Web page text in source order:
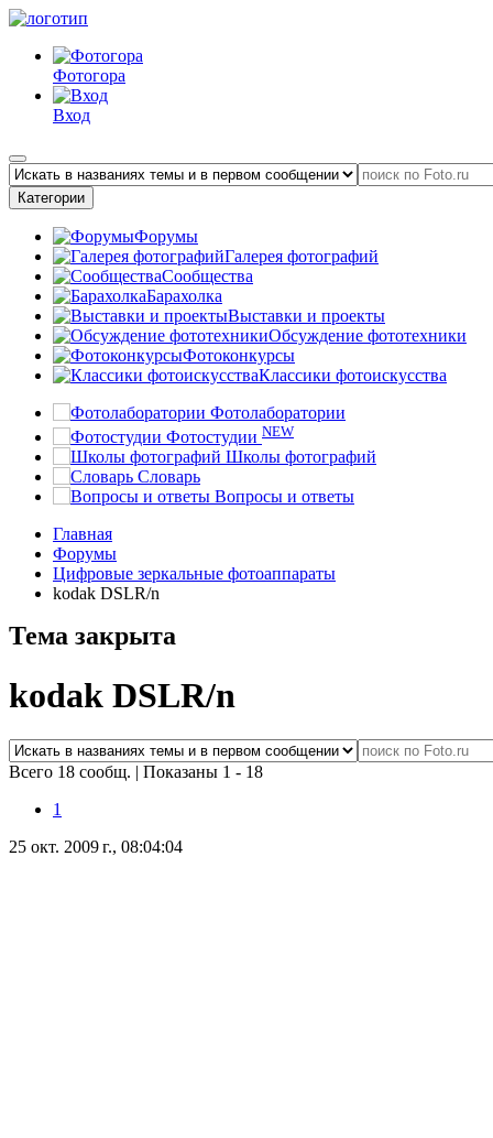
Фотогора
Вход
Категории
Форумы
Галерея фотографий
Сообщества
Барахолка
Выставки и проекты
Обсуждение фототехники
Фотоконкурсы
Классики фотоискусства
Фотолаборатории
Фотостудии NEW
Школы фотографий
Словарь
Вопросы и ответы
Главная
Форумы
Цифровые зеркальные фотоаппараты
kodak DSLR/n
Тема закрыта
kodak DSLR/n
Всего 18 сообщ. | Показаны 1 - 18
1
25 окт. 2009 г., 08:04:04